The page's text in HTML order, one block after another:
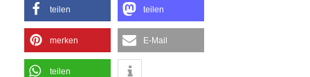
teilen teilen
merken E-Mail
teilen